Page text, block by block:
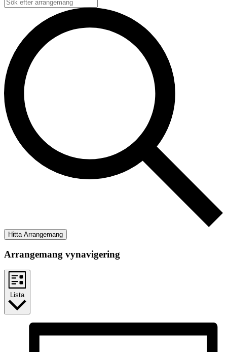
Hitta Arrangemang
Arrangemang vynavigering
Lista